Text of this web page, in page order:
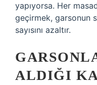
yapıyorsa. Her
geçirmek, garsonun
sayısını azaltır.
ALDIĞI